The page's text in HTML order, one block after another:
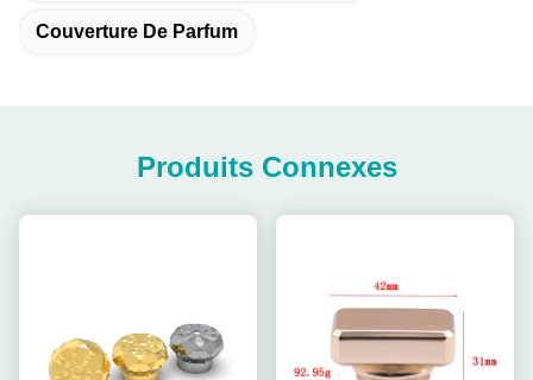
Couverture De Parfum
Produits Connexes